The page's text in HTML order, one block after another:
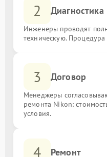
2 Диагностика
Инженеры проводят
техническую.
3 Договор
Менеджеры
ремонта Nikon:
условия.
4 Ремонт